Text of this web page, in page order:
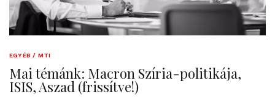
EGYÉB / MTI
Mai témánk: Macron Szíria-politikája,
ISIS, Aszad (frissítve!)